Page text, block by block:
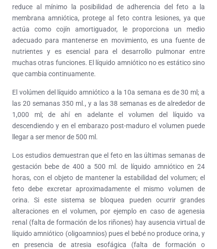
reduce al mínimo la posibilidad de adherencia del feto a la
membrana amniótica, protege al feto contra lesiones, ya que
actúa como cojín amortiguador, le proporciona un medio
adecuado para mantenerse en movimiento, es una fuente de
nutrientes y es esencial para el desarrollo pulmonar entre
muchas otras funciones. El líquido amniótico no es estático sino
que cambia continuamente.
El volúmen del líquido amniótico a la 10a semana es de 30 ml; a
las 20 semanas 350 ml., y a las 38 semanas es de alrededor de
1,000 ml; de ahí en adelante el volumen del líquido va
descendiendo y en el embarazo post-maduro el volumen puede
llegar a ser menor de 500 ml.
Los estudios demuestran que el feto en las últimas semanas de
gestación bebe de 400 a 500 ml. de líquido amniótico en 24
horas, con el objeto de mantener la estabilidad del volumen; el
feto debe excretar aproximadamente el mismo volumen de
orina. Si este sistema se bloquea pueden ocurrir grandes
alteraciones en el volumen, por ejemplo en caso de agenesia
renal (falta de formación de los riñones) hay ausencia virtual de
líquido amniótico (oligoamnios) pues el bebé no produce orina, y
en presencia de atresia esofágica (falta de formación o